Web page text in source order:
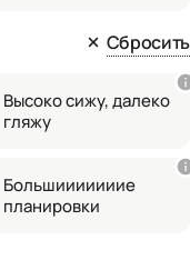
Сбросить
Высоко сижу, далеко
гляжу
Большииииииие
планировки